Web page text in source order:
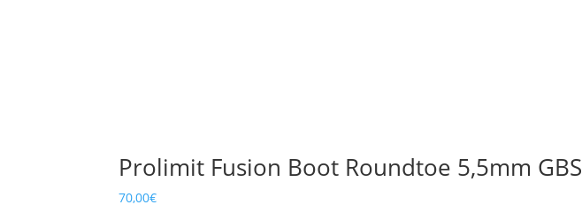
Prolimit Fusion Boot Roundtoe 5,5mm GBS
70,00€